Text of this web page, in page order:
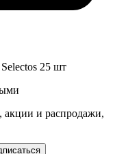
25 шт
акции и распродажи,